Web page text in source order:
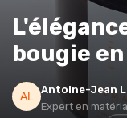
bougie
Antoine-Jean
Expert en